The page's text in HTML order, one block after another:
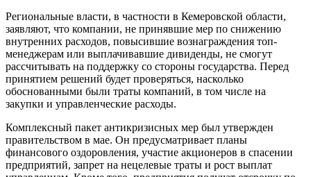
Региональные власти, в частности в Кемеровской области,
заявляют, что компании, не принявшие мер по снижению
внутренних расходов, повысившие вознаграждения топ-
менеджерам или выплачивавшие дивиденды, не смогут
рассчитывать на поддержку со стороны государства. Перед
принятием решений будет проверяться, насколько
обоснованными были траты компаний, в том числе на
закупки и управленческие расходы.
Комплексный пакет антикризисных мер был утвержден
правительством в мае. Он предусматривает планы
финансового оздоровления, участие акционеров в спасении
предприятий, запрет на нецелевые траты и рост выплат